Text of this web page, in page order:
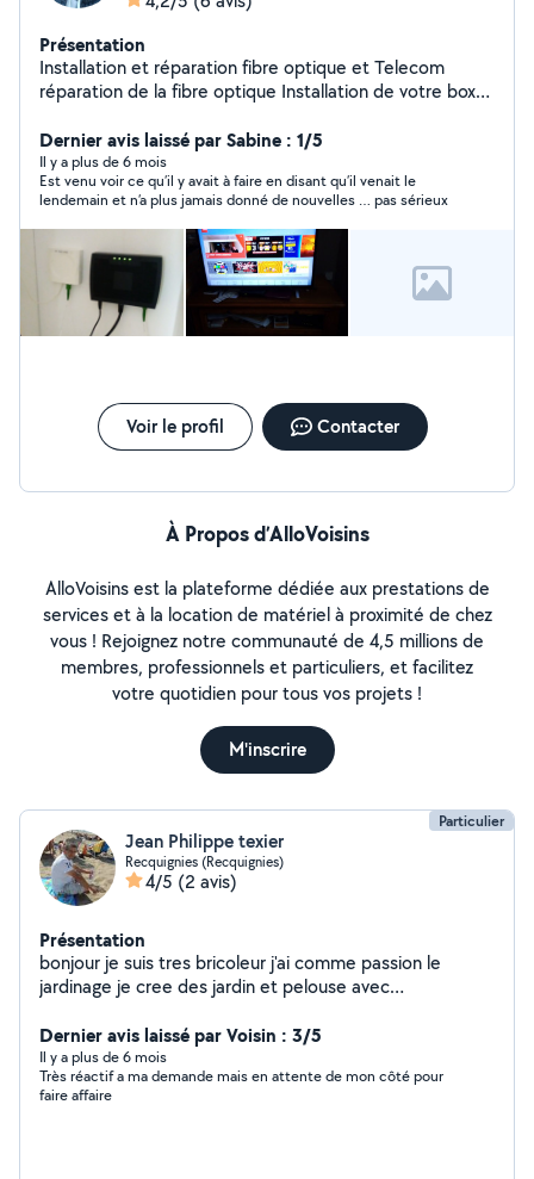
Présentation
Installation et réparation fibre optique et Telecom
réparation de la fibre optique Installation de votre box
12 ans d'expériences Je fais aussi de l'électricité
installation de prise interrupteur et caméra etc..
Dernier avis laissé par Sabine : 1/5
Il y a plus de 6 mois
Est venu voir ce qu’il y avait à faire en disant qu’il venait le
lendemain et n’a plus jamais donné de nouvelles … pas sérieux
Voir le profil Contacter
À Propos d’AlloVoisins
AlloVoisins est la plateforme dédiée aux prestations de
services et à la location de matériel à proximité de chez
vous ! Rejoignez notre communauté de 4,5 millions de
membres, professionnels et particuliers, et facilitez
votre quotidien pour tous vos projets !
M'inscrire
Particulier
Jean Philippe texier
Recquignies (Recquignies)
4/5 (2 avis)
Présentation
bonjour je suis tres bricoleur j'ai comme passion le
jardinage je cree des jardin et pelouse avec
Dernier avis laissé par Voisin : 3/5
Il y a plus de 6 mois
Très réactif a ma demande mais en attente de mon côté pour
faire affaire